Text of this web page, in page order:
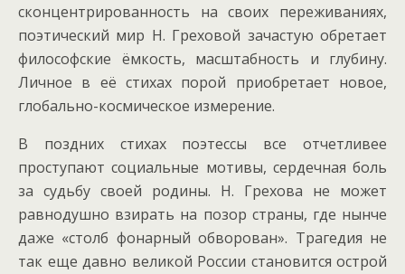
сконцентрированность на своих переживаниях,
поэтический мир Н. Греховой зачастую обретает
философские ёмкость, масштабность и глубину.
Личное в её стихах порой приобретает новое,
глобально-космическое измерение.
В поздних стихах поэтессы все отчетливее
проступают социальные мотивы, сердечная боль
за судьбу своей родины. Н. Грехова не может
равнодушно взирать на позор страны, где нынче
даже «столб фонарный обворован». Трагедия не
так еще давно великой России становится острой